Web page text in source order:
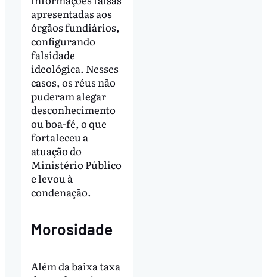
apresentadas aos
órgãos fundiários,
configurando
falsidade
ideológica. Nesses
casos, os réus não
puderam alegar
desconhecimento
ou boa-fé, o que
fortaleceu a
atuação do
Ministério Público
e levou à
condenação.
Morosidade
Além da baixa taxa